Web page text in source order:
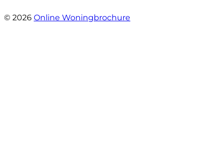
© 2026 Online Woningbrochure